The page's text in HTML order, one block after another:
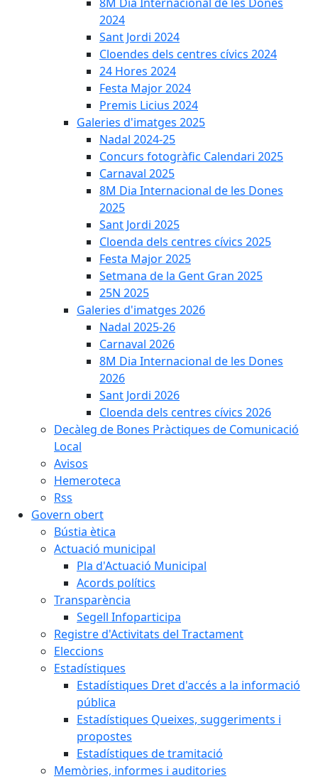
2024
Sant Jordi 2024
Cloendes dels centres cívics 2024
24 Hores 2024
Festa Major 2024
Premis Licius 2024
Galeries d'imatges 2025
Nadal 2024-25
Concurs fotogràfic Calendari 2025
Carnaval 2025
8M Dia Internacional de les Dones
2025
Sant Jordi 2025
Cloenda dels centres cívics 2025
Festa Major 2025
Setmana de la Gent Gran 2025
25N 2025
Galeries d'imatges 2026
Nadal 2025-26
Carnaval 2026
8M Dia Internacional de les Dones
2026
Sant Jordi 2026
Cloenda dels centres cívics 2026
Decàleg de Bones Pràctiques de Comunicació
Local
Avisos
Hemeroteca
Rss
Govern obert
Bústia ètica
Actuació municipal
Pla d'Actuació Municipal
Acords polítics
Transparència
Segell Infoparticipa
Registre d'Activitats del Tractament
Eleccions
Estadístiques
Estadístiques Dret d'accés a la informació
pública
Estadístiques Queixes, suggeriments i
propostes
Estadístiques de tramitació
Memòries, informes i auditories